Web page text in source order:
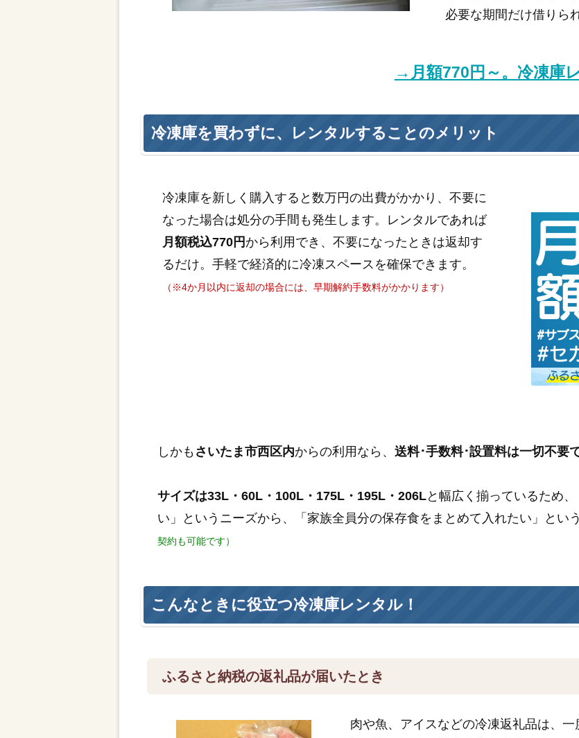
必要な期間だけ借りら
→月額770円～。冷凍庫
冷凍庫を買わずに、レンタルすることのメリット
冷凍庫を新しく購入すると数万円の出費がかかり、不要に
なった場合は処分の手間も発生します。レンタルであれば
月額税込770円から利用でき、不要になったときは返却す
るだけ。手軽で経済的に冷凍スペースを確保できます。
（※4か月以内に返却の場合には、早期解約手数料がかかります）
しかも さいたま市西区内からの利用なら、送料･手数料･設置料は一切不要で
サイズは33L・60L・100L・175L・195L・206Lと幅広く揃っているため
い」というニーズから、「家族全員分の保存食をまとめて入れたい」とい
契約も可能です）
こんなときに役立つ冷凍庫レンタル！
ふるさと納税の返礼品が届いたとき
肉や魚、アイスなどの冷凍返礼品は、